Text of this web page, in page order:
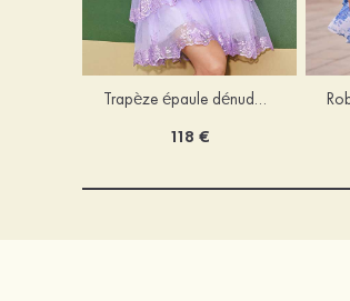
Trapèze épaule dénudée tulle courte/mini robe de fête de la rentrée avec paillettes
118 €